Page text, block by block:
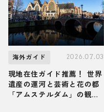
海外ガイド 2026.07.03
現地在住ガイド推薦！ 世界
遺産の運河と芸術と花の都
「アムステルダム」の観光